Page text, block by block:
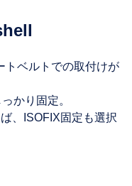
トベルトでの取付けが
かり固定。
、ISOFIX固定も選択